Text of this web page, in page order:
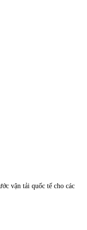
vận tải quốc tế cho các